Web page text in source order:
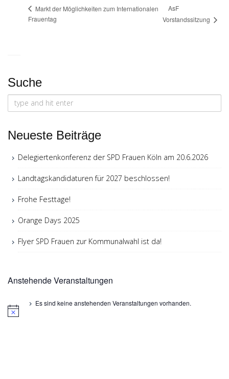
Markt der Möglichkeiten zum Internationalen
Frauentag
AsF
Vorstandssitzung
Suche
Search
for:
Neueste Beiträge
Delegiertenkonferenz der SPD Frauen Köln am 20.6.2026
Landtagskandidaturen für 2027 beschlossen!
Frohe Festtage!
Orange Days 2025
Flyer SPD Frauen zur Kommunalwahl ist da!
Anstehende Veranstaltungen
Es sind keine anstehenden Veranstaltungen vorhanden.